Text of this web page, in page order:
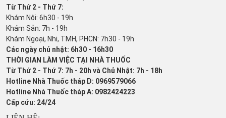
Từ Thứ 2 - Thứ 7:
Khám Nội: 6h30 - 19h
Khám Sản: 7h - 19h
Khám Ngoại, Nhi, TMH, PHCN: 7h30 - 19h
Các ngày chủ nhật: 6h30 - 16h30
THỜI GIAN LÀM VIỆC TẠI NHÀ THUỐC
Từ Thứ 2 - Thứ 7: 7h - 20h và Chủ Nhật: 7h - 18h
Hotline Nhà Thuốc tháp D: 0969579066
Hotline Nhà Thuốc tháp A: 0982424223
Cấp cứu: 24/24